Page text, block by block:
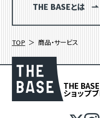
THE BASEとは
TOP 商品・サービス
THE
ショップ